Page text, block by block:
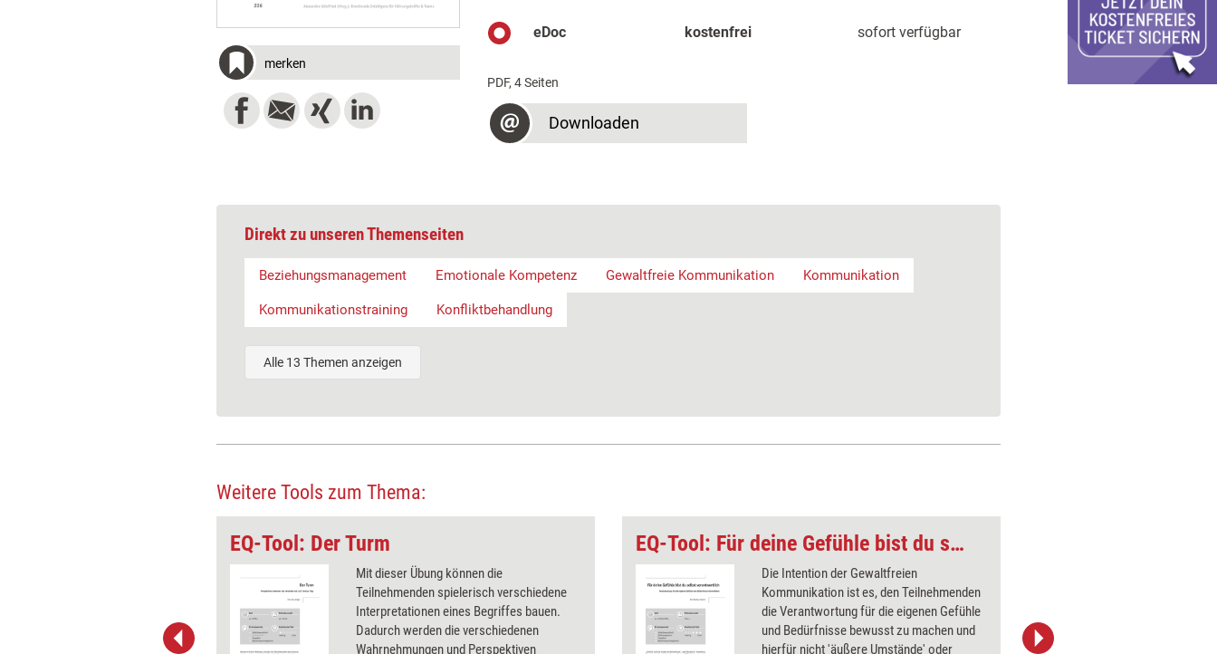
merken
eDoc kostenfrei sofort verfügbar
PDF, 4 Seiten
Downloaden
Direkt zu unseren Themenseiten
Beziehungsmanagement Emotionale Kompetenz Gewaltfreie Kommunikation Kommunikation
Kommunikationstraining Konfliktbehandlung
Alle 13 Themen anzeigen
Weitere Tools zum Thema:
EQ-Tool: Der Turm
Mit dieser Übung können die
Teilnehmenden spielerisch verschiedene
Interpretationen eines Begriffes bauen.
Dadurch werden die verschiedenen
Wahrnehmungen und Perspektiven
EQ-Tool: Für deine Gefühle bist du selbst verantwortlich
Die Intention der Gewaltfreien
Kommunikation ist es, den Teilnehmenden
die Verantwortung für die eigenen Gefühle
und Bedürfnisse bewusst zu machen und
hierfür nicht 'äußere Umstände' oder